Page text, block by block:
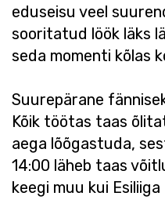
eduseisu veel
sooritatud löök läks
seda momenti kõlas
Suurepärane
Kõik töötas taas
aega lõõgastuda,
14:00 läheb taas
keegi muu kui